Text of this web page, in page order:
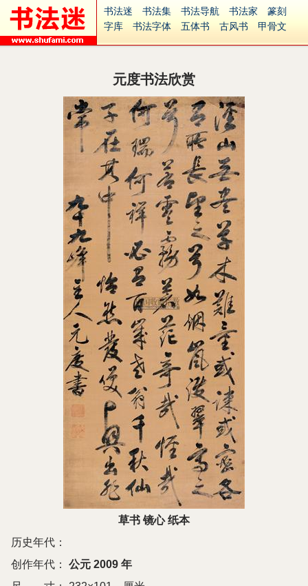
书法迷 书法集 书法导航 书法家
篆刻
字库
书法字体 五体书 古风书
甲骨文
集字
字形 大字 篆刻之家
古籍
中医 象棋 游戏
起名
识字 英语 印章 签名
字体下载
免费字体 中文字体
Ai矢量
南无阿弥陀佛
安全网站
捐赠 繁體版
元度书法欣赏
草书 镜心 纸本
历史年代：
创作年代：
公元 2009 年